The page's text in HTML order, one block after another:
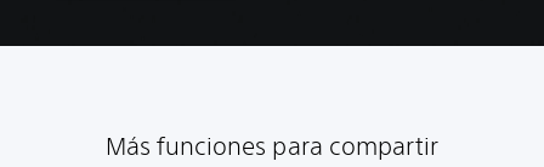
Más funciones para compartir